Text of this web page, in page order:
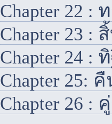
Chapter 22
Chapter 23 :
Chapter 24 :
Chapter 25:
Chapter 26 :